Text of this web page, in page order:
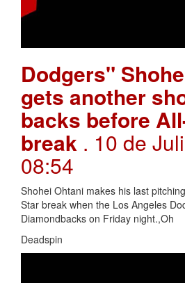
Dodgers"
gets another
backs before
break . 10 de
08:54
Shohei Ohtani makes his last
Star break when the Los Angeles
Diamondbacks on Friday night.,Oh
Deadspin